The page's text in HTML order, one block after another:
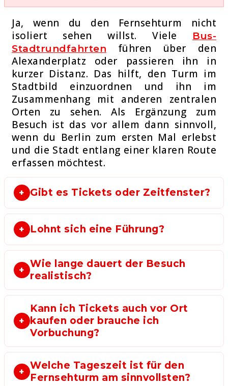
Ja, wenn du den Fernsehturm nicht
isoliert sehen willst. Viele
Bus-
Stadtrundfahrten
führen über den
Alexanderplatz oder passieren ihn in
kurzer Distanz. Das hilft, den Turm im
Stadtbild einzuordnen und ihn im
Zusammenhang mit anderen zentralen
Orten zu sehen. Als Ergänzung zum
Besuch ist das vor allem dann sinnvoll,
wenn du Berlin zum ersten Mal erlebst
und die Stadt entlang einer klaren Route
erfassen möchtest.
Gibt es Tickets oder Zeitfenster?
Lohnt sich eine Führung?
Wie lange dauert der Besuch
realistisch?
Kann ich Tickets auch vor Ort
kaufen oder brauche ich
Vorbuchung?
Welche Tageszeit ist für den
Fernsehturm am sinnvollsten?